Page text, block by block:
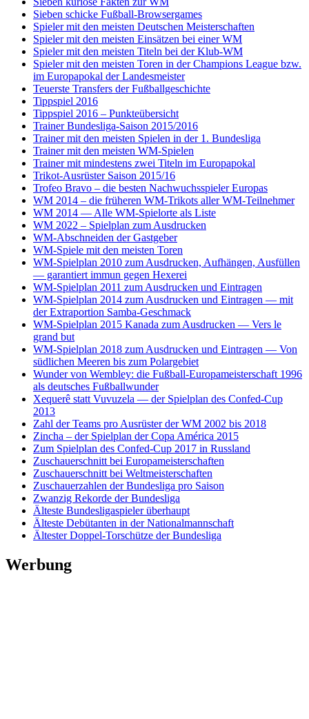
Sieben schicke Fußball-Browsergames
Spieler mit den meisten Deutschen Meisterschaften
Spieler mit den meisten Einsätzen bei einer WM
Spieler mit den meisten Titeln bei der Klub-WM
Spieler mit den meisten Toren in der Champions League bzw.
im Europapokal der Landesmeister
Teuerste Transfers der Fußballgeschichte
Tippspiel 2016
Tippspiel 2016 – Punkteübersicht
Trainer Bundesliga-Saison 2015/2016
Trainer mit den meisten Spielen in der 1. Bundesliga
Trainer mit den meisten WM-Spielen
Trainer mit mindestens zwei Titeln im Europapokal
Trikot-Ausrüster Saison 2015/16
Trofeo Bravo – die besten Nachwuchsspieler Europas
WM 2014 – die früheren WM-Trikots aller WM-Teilnehmer
WM 2014 — Alle WM-Spielorte als Liste
WM 2022 – Spielplan zum Ausdrucken
WM-Abschneiden der Gastgeber
WM-Spiele mit den meisten Toren
WM-Spielplan 2010 zum Ausdrucken, Aufhängen, Ausfüllen
— garantiert immun gegen Hexerei
WM-Spielplan 2011 zum Ausdrucken und Eintragen
WM-Spielplan 2014 zum Ausdrucken und Eintragen — mit
der Extraportion Samba-Geschmack
WM-Spielplan 2015 Kanada zum Ausdrucken — Vers le
grand but
WM-Spielplan 2018 zum Ausdrucken und Eintragen — Von
südlichen Meeren bis zum Polargebiet
Wunder von Wembley: die Fußball-Europameisterschaft 1996
als deutsches Fußballwunder
Xequerê statt Vuvuzela — der Spielplan des Confed-Cup
2013
Zahl der Teams pro Ausrüster der WM 2002 bis 2018
Zincha – der Spielplan der Copa América 2015
Zum Spielplan des Confed-Cup 2017 in Russland
Zuschauerschnitt bei Europameisterschaften
Zuschauerschnitt bei Weltmeisterschaften
Zuschauerzahlen der Bundesliga pro Saison
Zwanzig Rekorde der Bundesliga
Älteste Bundesligaspieler überhaupt
Älteste Debütanten in der Nationalmannschaft
Ältester Doppel-Torschütze der Bundesliga
Werbung